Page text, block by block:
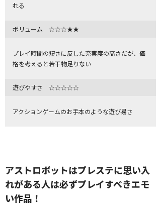
れる
ボリューム ☆☆☆★★
プレイ時間の短さに反した充実度の高さだが、価
格を考えると若干物足りない
遊びやすさ ☆☆☆☆☆
アクションゲームのお手本のような遊び易さ
アストロボットはプレステに思い入
れがある人は必ずプレイすべきエモ
い作品！